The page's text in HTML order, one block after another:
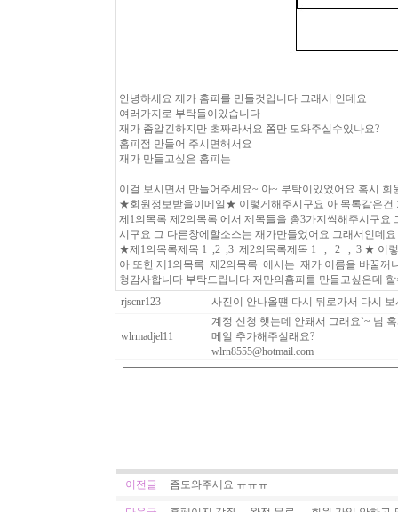
안녕하세요 제가 홈피를 만들것입니다 그래서 인데요
여러가지로 부탁들이있습니다
재가 좀알긴하지만 초짜라서요 쫌만 도와주실수있나요?
홈피점 만들어 주시면해서요
재가 만들고싶은 홈피는
이걸 보시면서 만들어주세요~ 아~ 부탁이있었어요 혹시
★회원정보받을이메일★ 이렇게해주시구요 아 목록같은건
제1의목록 제2의목록 에서 제목들을 총3가지씩해주시구
시구요 그 다른창에할소스는 재가만들었어요 그래서인데
★제1의목록제목 1 ,2 ,3 제2의목록제목 1 , 2 , 3 ★ 이렇
아 또한 제1의목록 제2의목록 에서는 재가 이름을 바꿀
청감사합니다 부탁드립니다 저만의홈피를 만들고싶은데
rjscnr123
사진이 안나올떈 다시 뒤로가서 다시
wlrmadjel11
계정 신청 햇는데 안돼서 그래요`~ 님
메일 추가해주실래요?
wlrn8555@hotmail.com
이전글 좀도와주세요 ㅠㅠㅠ